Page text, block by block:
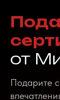
можно
25% вы
будут
Отличное
отпразднуйте
веселый
Долями
договора и